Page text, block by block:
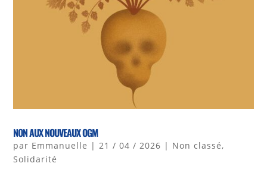
NON AUX NOUVEAUX OGM
par Emmanuelle |21 / 04 / 2026 | Non classé,
Solidarité